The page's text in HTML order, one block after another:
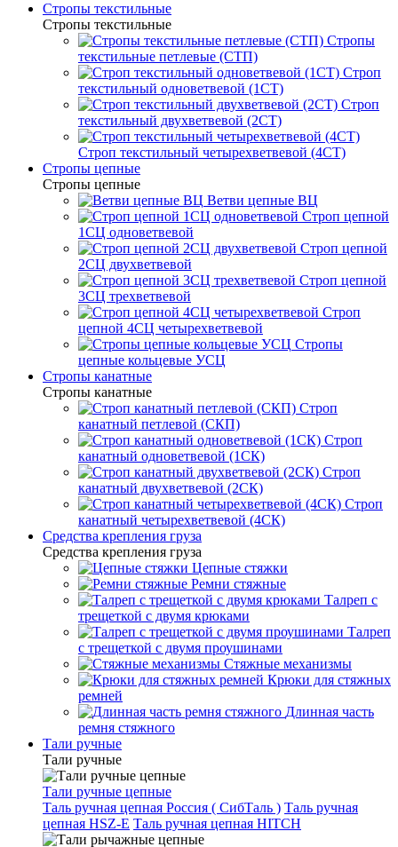
Стропы текстильные
Стропы текстильные
Стропы
текстильные петлевые (СТП)
Строп
текстильный одноветвевой (1СТ)
Строп
текстильный двухветвевой (2СТ)
Строп текстильный четырехветвевой (4СТ)
Стропы цепные
Стропы цепные
Ветви цепные ВЦ
Строп цепной
1СЦ одноветвевой
Строп цепной
2СЦ двухветвевой
Строп цепной
3СЦ трехветвевой
Строп
цепной 4СЦ четырехветвевой
Стропы
цепные кольцевые УСЦ
Стропы канатные
Стропы канатные
Строп
канатный петлевой (СКП)
Строп
канатный одноветвевой (1СК)
Строп
канатный двухветвевой (2СК)
Строп
канатный четырехветвевой (4СК)
Средства крепления груза
Средства крепления груза
Цепные стяжки
Ремни стяжные
Талреп с
трещеткой с двумя крюками
Талреп
с трещеткой с двумя проушинами
Стяжные механизмы
Крюки для стяжных
ремней
Длинная часть
ремня стяжного
Тали ручные
Тали ручные
Тали ручные цепные
Таль ручная цепная Россия ( СибТаль ) Таль ручная
цепная HSZ-E Таль ручная цепная HITCH